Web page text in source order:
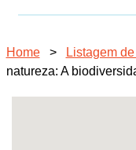
Home > Listagem
natureza: A